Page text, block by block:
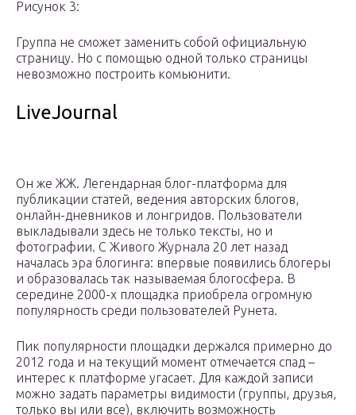
Рисунок 3:
Группа не сможет заменить собой официальную
страницу. Но с помощью одной только страницы
невозможно построить комьюнити.
LiveJournal
Он же ЖЖ. Легендарная блог-платформа для
публикации статей, ведения авторских блогов,
онлайн-дневников и лонгридов. Пользователи
выкладывали здесь не только тексты, но и
фотографии. С Живого Журнала 20 лет назад
началась эра блогинга: впервые появились блогеры
и образовалась так называемая блогосфера. В
середине 2000-х площадка приобрела огромную
популярность среди пользователей Рунета.
Пик популярности площадки держался примерно до
2012 года и на текущий момент отмечается спад –
интерес к платформе угасает. Для каждой записи
можно задать параметры видимости (группы, друзья,
только вы или все), включить возможность